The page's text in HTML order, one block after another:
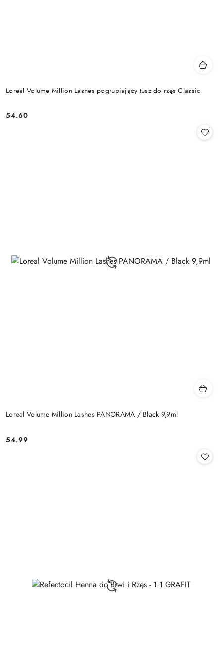
Loreal Volume Million Lashes pogrubiający tusz do rzęs Classic
Cena:
54.60
Loreal Volume Million Lashes PANORAMA / Black 9,9ml
Cena:
54.99